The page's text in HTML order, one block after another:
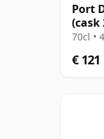
Port
(cask
70cl •
€ 121